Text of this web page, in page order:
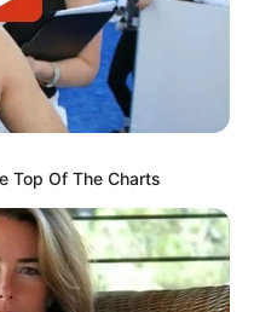
Top Of The Charts